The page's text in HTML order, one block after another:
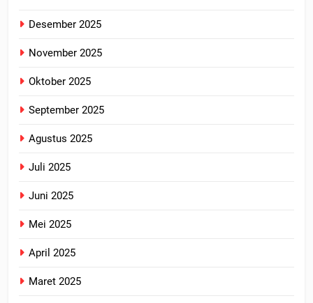
Desember 2025
November 2025
Oktober 2025
September 2025
Agustus 2025
Juli 2025
Juni 2025
Mei 2025
April 2025
Maret 2025